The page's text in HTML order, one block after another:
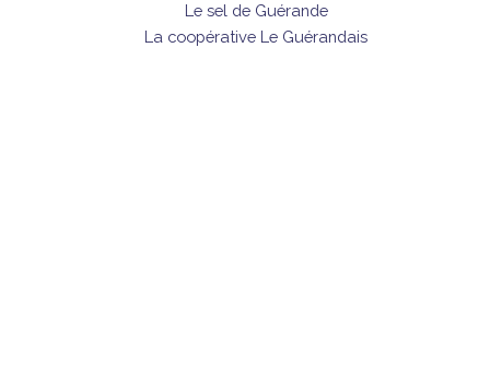
Le sel de Guérande
La coopérative Le Guérandais